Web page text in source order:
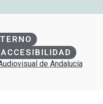
de Andalucía